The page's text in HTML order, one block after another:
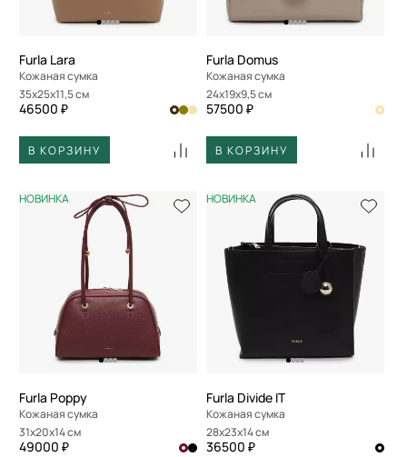
Furla Lara
Кожаная сумка
35x25x11,5 см
46500 ₽
В КОРЗИНУ
Furla Domus
Кожаная сумка
24x19x9,5 см
57500 ₽
В КОРЗИНУ
НОВИНКА
Furla Poppy
Кожаная сумка
31x20x14 см
49000 ₽
НОВИНКА
Furla Divide IT
Кожаная сумка
28x23x14 см
36500 ₽